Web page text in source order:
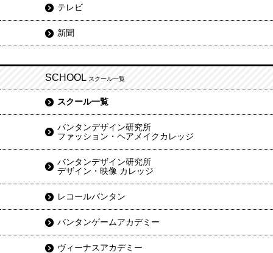
テレビ
新聞
SCHOOL スクール一覧
スクール一覧
バンタンデザイン研究所
ファッション・ヘアメイクカレッジ
バンタンデザイン研究所
デザイン・映像 カレッジ
レコールバンタン
バンタンゲームアカデミー
ヴィーナスアカデミー